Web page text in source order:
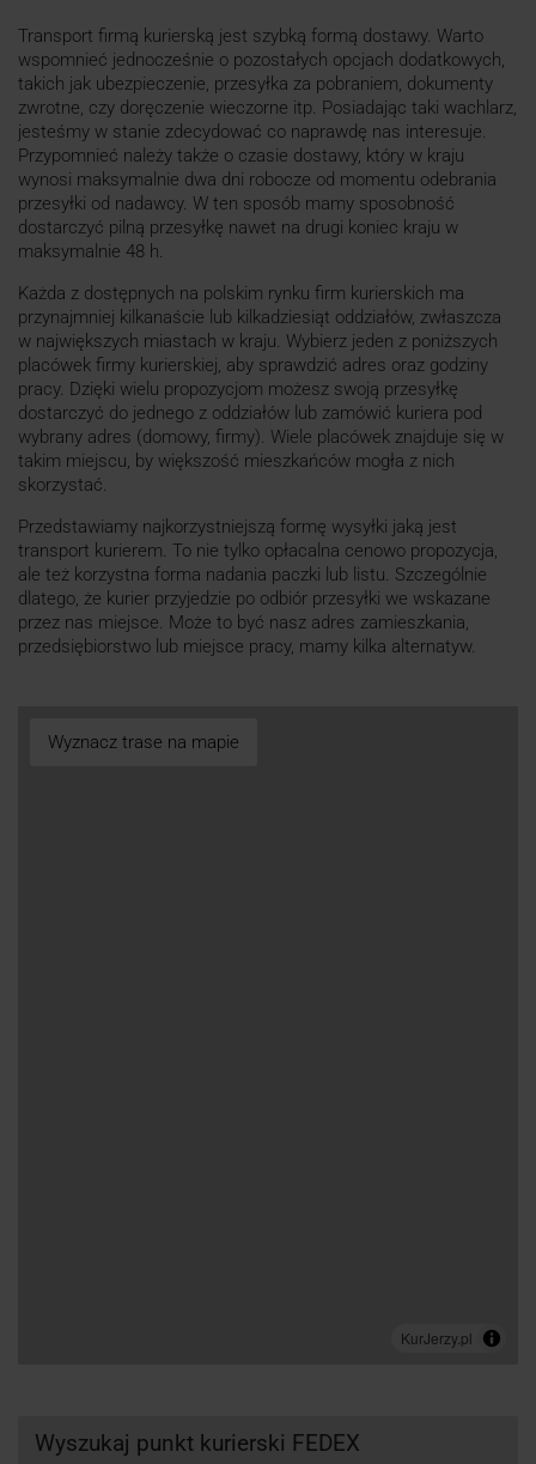
Transport firmą kurierską jest szybką formą dostawy. Warto
wspomnieć jednocześnie o pozostałych opcjach dodatkowych,
takich jak ubezpieczenie, przesyłka za pobraniem, dokumenty
zwrotne, czy doręczenie wieczorne itp. Posiadając taki wachlarz,
jesteśmy w stanie zdecydować co naprawdę nas interesuje.
Przypomnieć należy także o czasie dostawy, który w kraju
wynosi maksymalnie dwa dni robocze od momentu odebrania
przesyłki od nadawcy. W ten sposób mamy sposobność
dostarczyć pilną przesyłkę nawet na drugi koniec kraju w
maksymalnie 48 h.
Każda z dostępnych na polskim rynku firm kurierskich ma
przynajmniej kilkanaście lub kilkadziesiąt oddziałów, zwłaszcza
w największych miastach w kraju. Wybierz jeden z poniższych
placówek firmy kurierskiej, aby sprawdzić adres oraz godziny
pracy. Dzięki wielu propozycjom możesz swoją przesyłkę
dostarczyć do jednego z oddziałów lub zamówić kuriera pod
wybrany adres (domowy, firmy). Wiele placówek znajduje się w
takim miejscu, by większość mieszkańców mogła z nich
skorzystać.
Przedstawiamy najkorzystniejszą formę wysyłki jaką jest
transport kurierem. To nie tylko opłacalna cenowo propozycja,
ale też korzystna forma nadania paczki lub listu. Szczególnie
dlatego, że kurier przyjedzie po odbiór przesyłki we wskazane
przez nas miejsce. Może to być nasz adres zamieszkania,
przedsiębiorstwo lub miejsce pracy, mamy kilka alternatyw.
Wyznacz trase na mapie
Wyszukaj punkt kurierski FEDEX